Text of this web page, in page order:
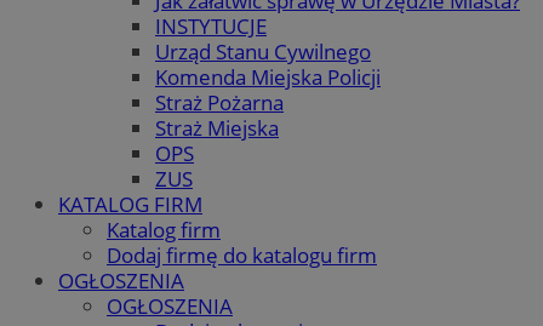
INSTYTUCJE
Urząd Stanu Cywilnego
Komenda Miejska Policji
Straż Pożarna
Straż Miejska
OPS
ZUS
KATALOG FIRM
Katalog firm
Dodaj firmę do katalogu firm
OGŁOSZENIA
OGŁOSZENIA